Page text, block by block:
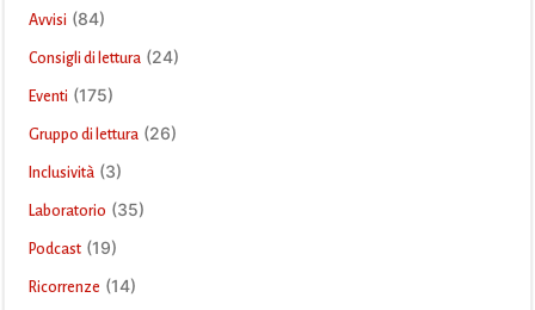
Avvisi (84)
Consigli di lettura (24)
Eventi (175)
Gruppo di lettura (26)
Inclusività (3)
Laboratorio (35)
Podcast (19)
Ricorrenze (14)